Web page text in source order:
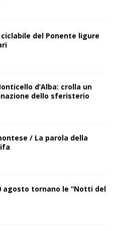
ciclabile del Ponente ligure
d’Alba: crolla un
dello sferisterio
/ La parola della
agosto tornano le “Notti del